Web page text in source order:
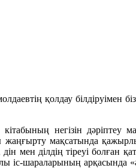
қолдау білдіруімен біз
негізін дәріптеу
жаңғырту мақсатында
мен ділдің тіреуі болған
іс-шараларының арқасында